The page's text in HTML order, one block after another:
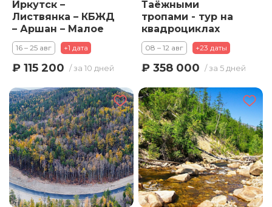
Иркутск –
Листвянка – КБЖД
– Аршан – Малое
море – Ольхон –
Иркутск
16 – 25 авг +1 дата
₽ 115 200 / за 10 дней
Таёжными
тропами - тур на
квадроциклах
08 – 12 авг +23 даты
₽ 358 000 / за 5 дней